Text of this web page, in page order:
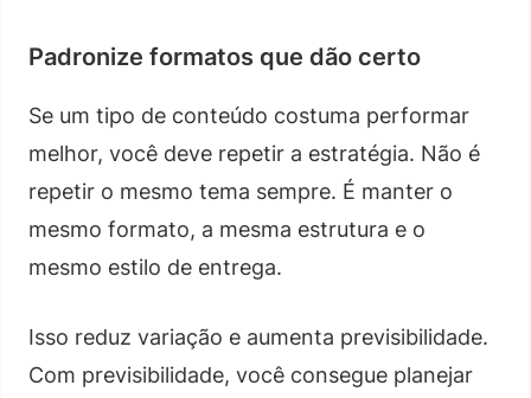
Padronize formatos que dão certo
Se um tipo de conteúdo costuma performar
melhor, você deve repetir a estratégia. Não é
repetir o mesmo tema sempre. É manter o
mesmo formato, a mesma estrutura e o
mesmo estilo de entrega.
Isso reduz variação e aumenta previsibilidade.
Com previsibilidade, você consegue planejar